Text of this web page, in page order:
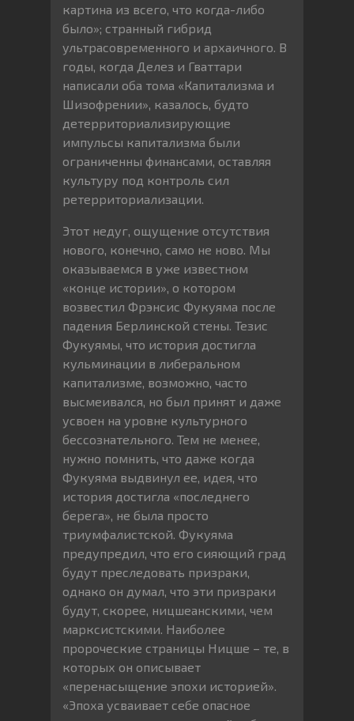
картина из всего, что когда-либо
было»; странный гибрид
ультрасовременного и архаичного. В
годы, когда Делез и Гваттари
написали оба тома «Капитализма и
Шизофрении», казалось, будто
детерриториализирующие
импульсы капитализма были
ограниченны финансами, оставляя
культуру под контроль сил
ретерриториализации.
Этот недуг, ощущение отсутствия
нового, конечно, само не ново. Мы
оказываемся в уже известном
«конце истории», о котором
возвестил Фрэнсис Фукуяма после
падения Берлинской стены. Тезис
Фукуямы, что история достигла
кульминации в либеральном
капитализме, возможно, часто
высмеивался, но был принят и даже
усвоен на уровне культурного
бессознательного. Тем не менее,
нужно помнить, что даже когда
Фукуяма выдвинул ее, идея, что
история достигла «последнего
берега», не была просто
триумфалистской. Фукуяма
предупредил, что его сияющий град
будут преследовать призраки,
однако он думал, что эти призраки
будут, скорее, ницшеанскими, чем
марксистскими. Наиболее
пророческие страницы Ницше – те, в
которых он описывает
«перенасыщение эпохи историей».
«Эпоха усваивает себе опасное